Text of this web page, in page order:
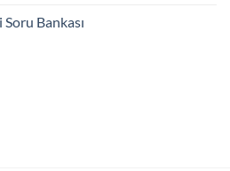
Bankası